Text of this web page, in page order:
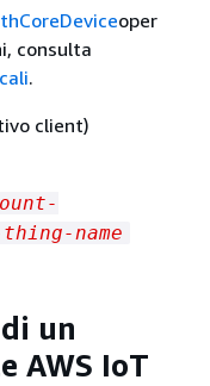
oper
consulta
.
client)
name
un
AWS IoT